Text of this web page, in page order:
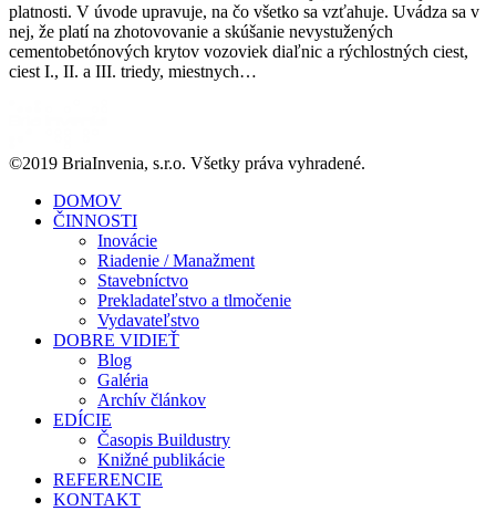
platnosti. V úvode upravuje, na čo všetko sa vzťahuje. Uvádza sa v
nej, že platí na zhotovovanie a skúšanie nevystužených
cementobetónových krytov vozoviek diaľnic a rýchlostných ciest,
ciest I., II. a III. triedy, miestnych…
©2019 BriaInvenia, s.r.o. Všetky práva vyhradené.
DOMOV
ČINNOSTI
Inovácie
Riadenie / Manažment
Stavebníctvo
Prekladateľstvo a tlmočenie
Vydavateľstvo
DOBRE VIDIEŤ
Blog
Galéria
Archív článkov
EDÍCIE
Časopis Buildustry
Knižné publikácie
REFERENCIE
KONTAKT